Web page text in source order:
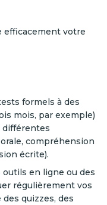
efficacement votre
formels à des
mois, par exemple)
différentes
compréhension
écrite).
outils en ligne ou des
régulièrement vos
quizzes, des